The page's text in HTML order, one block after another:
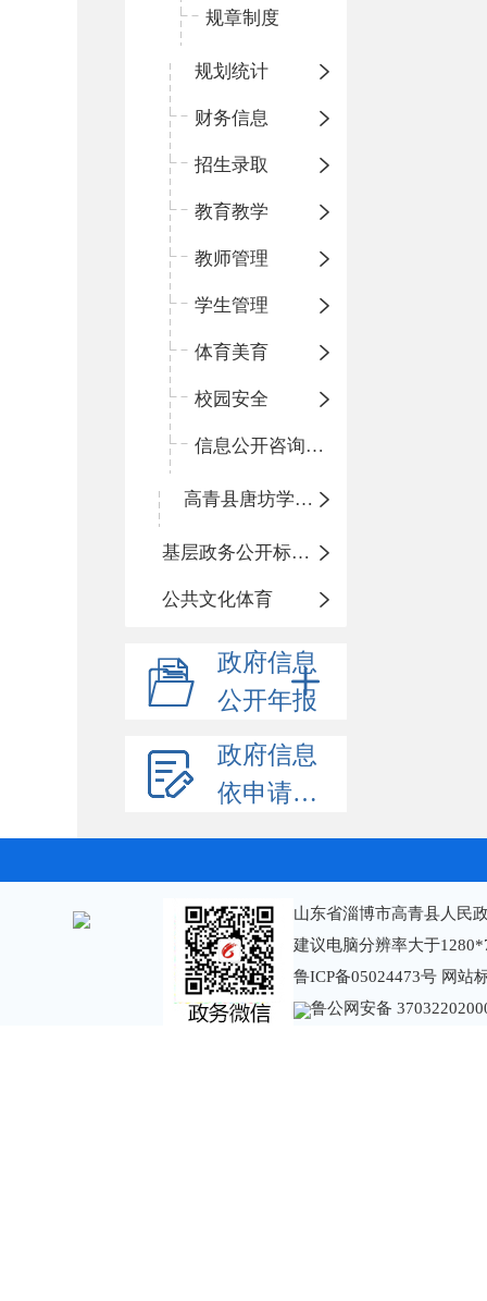
规章制度
规划统计
财务信息
招生录取
教育教学
教师管理
学生管理
体育美育
校园安全
信息公开咨询指南
高青县唐坊学区中心小学
基层政务公开标准化规范化
公共文化体育
政府信息
公开年报
政府信息
依申请公开
山东省淄博市高青县人民
建议电脑分辨率大于
鲁ICP备05024473号 网站
鲁公网安备